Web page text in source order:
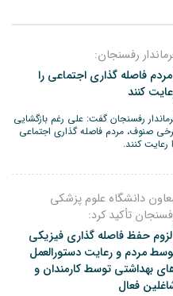
رفسنجان:
مردم فاصله گذاری اجتماعی را
کنند
رفسنجان گفت: علی رغم بازگشایی
صنوف، مردم فاصله گذاری اجتماعی
رعایت کنند.
دانشگاه علوم پزشکی
تأکید کرد:
لزوم حفظ فاصله گذاری فیزیکی
مردم و رعایت دستورالعمل
بهداشتی توسط کارمندان و
فعال